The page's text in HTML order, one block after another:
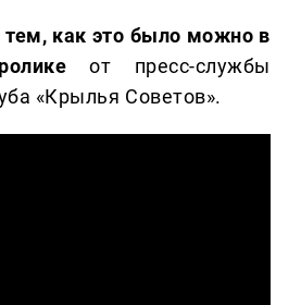
тем, как это было можно в
от пресс-службы
«Крылья Советов».